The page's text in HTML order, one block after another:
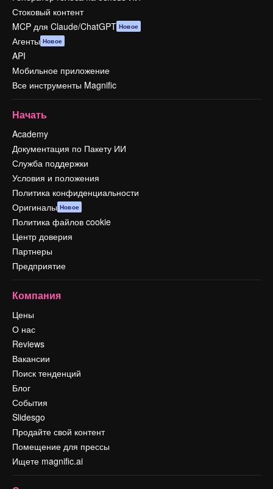
Стоковый контент
MCP для Claude/ChatGPT Новое
Агенты Новое
API
Мобильное приложение
Все инструменты Magnific
Начать
Academy
Документация по Пакету ИИ
Служба поддержки
Условия и положения
Политика конфиденциальности
Оригиналы Новое
Политика файлов cookie
Центр доверия
Партнеры
Предприятие
Компания
Цены
О нас
Reviews
Вакансии
Поиск тенденций
Блог
События
Slidesgo
Продайте свой контент
Помещение для прессы
Ищете magnific.ai